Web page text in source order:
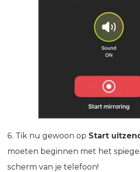
6. Tik nu gewoon op Start
moeten beginnen met het
scherm van je telefoon!